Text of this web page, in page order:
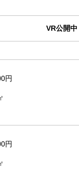
VR公開中
円
円